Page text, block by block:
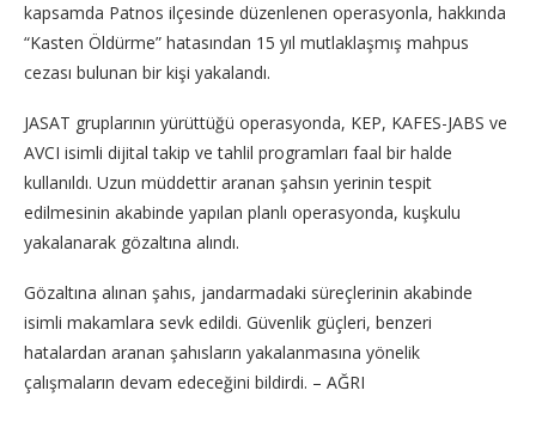
kapsamda Patnos ilçesinde düzenlenen operasyonla, hakkında
“Kasten Öldürme” hatasından 15 yıl mutlaklaşmış mahpus
cezası bulunan bir kişi yakalandı.
JASAT gruplarının yürüttüğü operasyonda, KEP, KAFES-JABS ve
AVCI isimli dijital takip ve tahlil programları faal bir halde
kullanıldı. Uzun müddettir aranan şahsın yerinin tespit
edilmesinin akabinde yapılan planlı operasyonda, kuşkulu
yakalanarak gözaltına alındı.
Gözaltına alınan şahıs, jandarmadaki süreçlerinin akabinde
isimli makamlara sevk edildi. Güvenlik güçleri, benzeri
hatalardan aranan şahısların yakalanmasına yönelik
çalışmaların devam edeceğini bildirdi. – AĞRI